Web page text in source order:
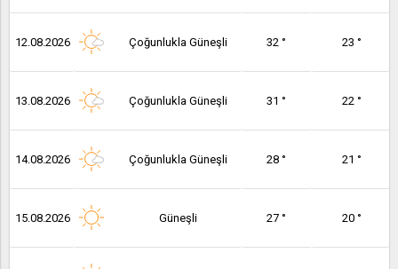
12.08.2026 Çoğunlukla Güneşli 32 ° 23 °
13.08.2026 Çoğunlukla Güneşli 31 ° 22 °
14.08.2026 Çoğunlukla Güneşli 28 ° 21 °
15.08.2026 Güneşli 27 ° 20 °